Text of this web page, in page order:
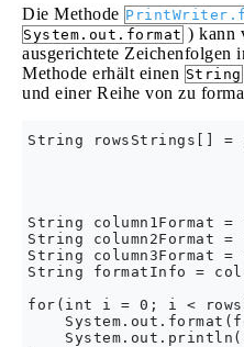
Die Methode
System.out.format ) kann
ausgerichtete Zeichenfolgen
Methode erhält einen String
und einer Reihe von zu
String rowsStrings[]
String
String column2Format
String
String formatInfo =
for(int i = 0; i <